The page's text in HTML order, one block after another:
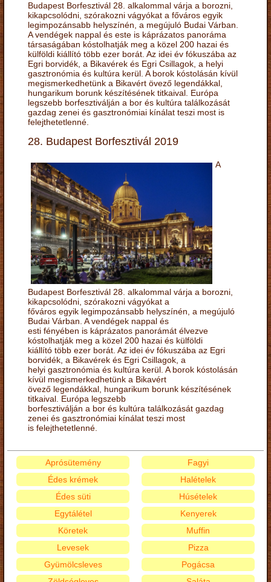
Budapest Borfesztivál 28. alkalommal várja a borozni,
kikapcsolódni, szórakozni vágyókat a főváros egyik
legimpozánsabb helyszínén, a megújuló Budai Várban.
A vendégek nappal és este is káprázatos panoráma
társaságában kóstolhatják meg a közel 200 hazai és
külföldi kiállító több ezer borát. Az idei év fókuszába az
Egri borvidék, a Bikavérek és Egri Csillagok, a helyi
gasztronómia és kultúra kerül. A borok kóstolásán kívül
megismerkedhetünk a Bikavért övező legendákkal,
hungarikum borunk készítésének titkaival. Európa
legszebb borfesztiválján a bor és kultúra találkozását
gazdag zenei és gasztronómiai kínálat teszi most is
felejthetetlenné.
28. Budapest Borfesztivál 2019
A
Budapest Borfesztivál 28. alkalommal várja a borozni,
kikapcsolódni, szórakozni vágyókat a
főváros egyik legimpozánsabb helyszínén, a megújuló
Budai Várban. A vendégek nappal és
esti fényében is káprázatos panorámát élvezve
kóstolhatják meg a közel 200 hazai és külföldi
kiállító több ezer borát. Az idei év fókuszába az Egri
borvidék, a Bikavérek és Egri Csillagok, a
helyi gasztronómia és kultúra kerül. A borok kóstolásán
kívül megismerkedhetünk a Bikavért
övező legendákkal, hungarikum borunk készítésének
titkaival. Európa legszebb
borfesztiválján a bor és kultúra találkozását gazdag
zenei és gasztronómiai kínálat teszi most
is felejthetetlenné.
Aprósütemény
Édes krémek
Édes süti
Egytálétel
Fagyi
Halételek
Húsételek
Kenyerek
Köretek
Levesek
Gyümölcsleves
Muffin
Pizza
Pogácsa